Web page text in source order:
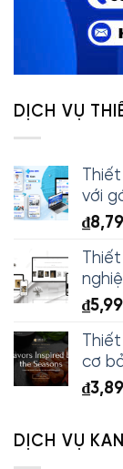
DỊCH VỤ
với
₫
₫
cơ
₫
DỊCH VỤ